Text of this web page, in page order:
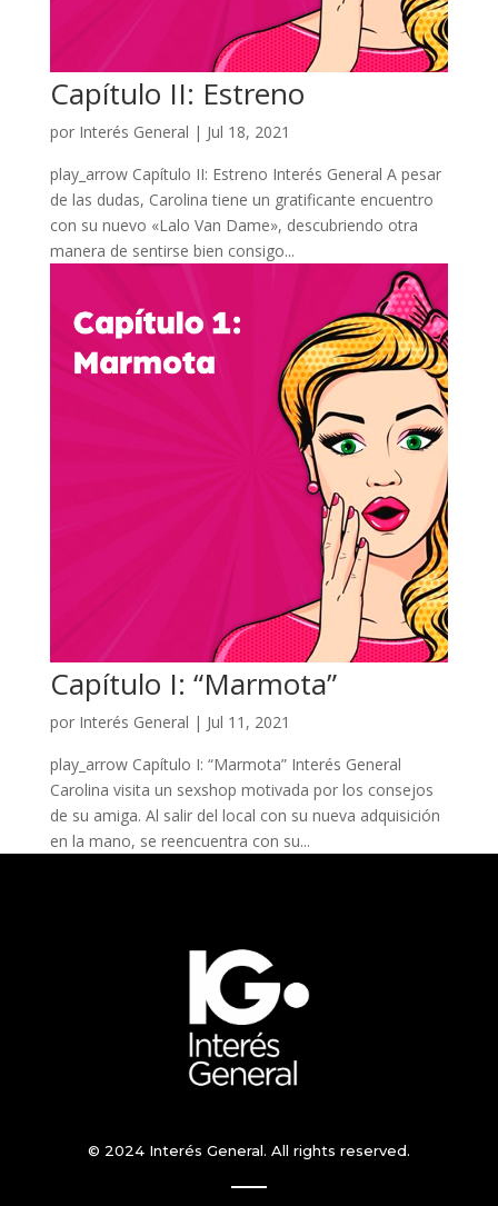
Capítulo II: Estreno
por Interés General | Jul 18, 2021
play_arrow Capítulo II: Estreno Interés General A pesar
de las dudas, Carolina tiene un gratificante encuentro
con su nuevo «Lalo Van Dame», descubriendo otra
manera de sentirse bien consigo...
Capítulo I: “Marmota”
por Interés General | Jul 11, 2021
play_arrow Capítulo I: “Marmota” Interés General
Carolina visita un sexshop motivada por los consejos
de su amiga. Al salir del local con su nueva adquisición
en la mano, se reencuentra con su...
© 2024 Interés General. All rights reserved.